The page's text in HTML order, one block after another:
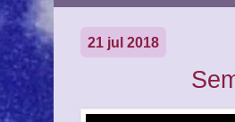
21 jul 2018